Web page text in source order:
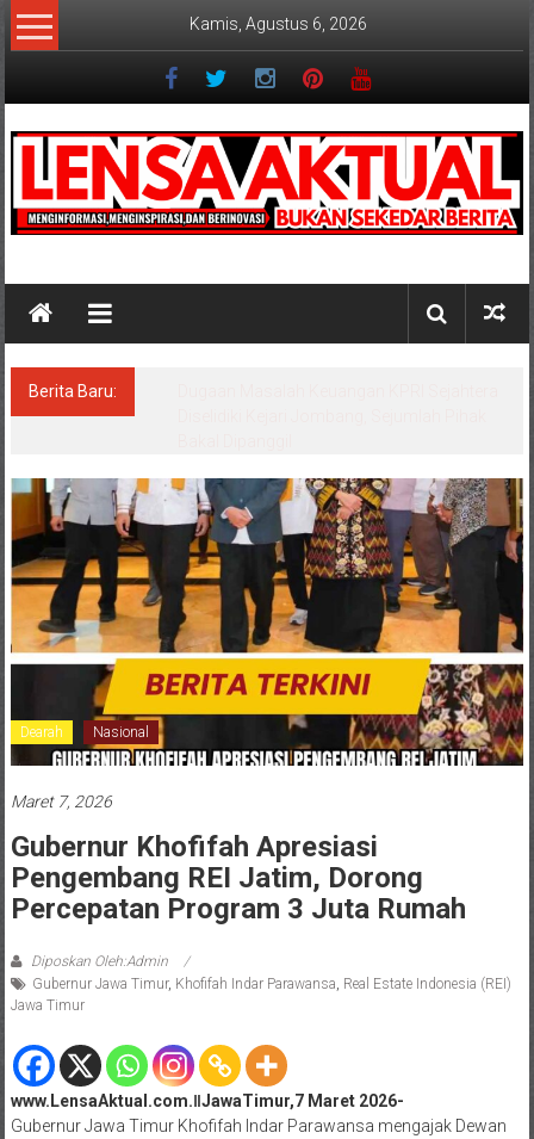
Lompat
ke
Kamis, Agustus 6, 2026
Berita Baru:
Dearah Nasional
Maret 7, 2026
Gubernur Khofifah Apresiasi
Pengembang REI Jatim, Dorong
Percepatan Program 3 Juta Rumah
Diposkan Oleh:Admin
Gubernur Jawa Timur, Khofifah Indar Parawansa Real Estate Indonesia (REI)
Jawa Timur
www.LensaAktual.com.ǁJawaTimur,7 Maret 2026-
Gubernur Jawa Timur Khofifah Indar Parawansa mengajak Dewan